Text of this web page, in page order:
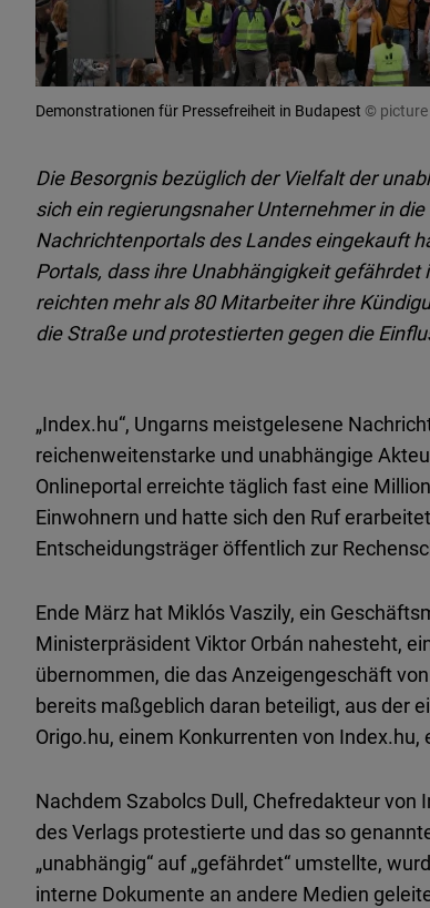
Demonstrationen für Pressefreiheit in Budapest © picture
Die Besorgnis bezüglich der Vielfalt der
sich ein regierungsnaher Unternehmer in
Nachrichtenportals des Landes eingekauft
Portals, dass ihre Unabhängigkeit
reichten mehr als 80 Mitarbeiter ihre
die Straße und protestierten gegen die
„Index.hu“, Ungarns meistgelesene
reichenweitenstarke und unabhängige
Onlineportal erreichte täglich fast eine
Einwohnern und hatte sich den Ruf
Entscheidungsträger öffentlich zur
Ende März hat Miklós Vaszily, ein
Ministerpräsident Viktor Orbán nahesteht,
übernommen, die das Anzeigengeschäft
bereits maßgeblich daran beteiligt, aus der
Origo.hu, einem Konkurrenten von
Nachdem Szabolcs Dull, Chefredakteur
des Verlags protestierte und das so
„unabhängig“ auf „gefährdet“ umstellte,
interne Dokumente an andere Medien